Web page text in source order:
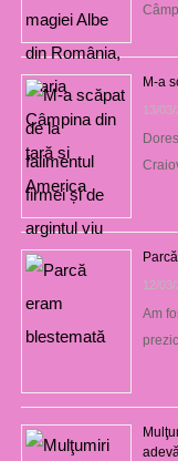
M-a
13/
12/
Am